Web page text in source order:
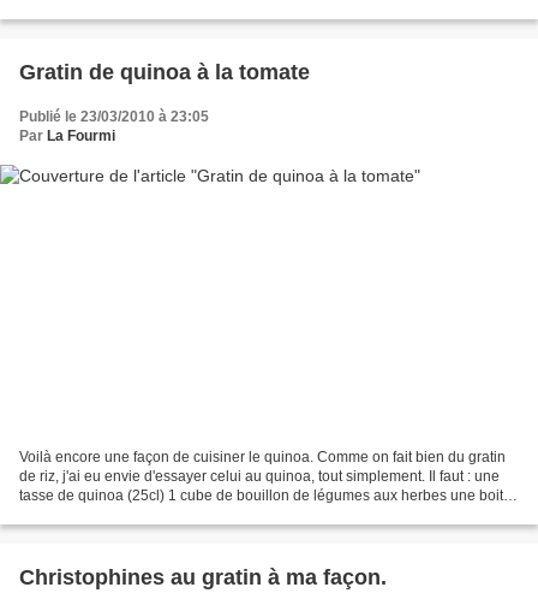
Gratin de quinoa à la tomate
Publié le 23/03/2010 à 23:05
Par La Fourmi
Voilà encore une façon de cuisiner le quinoa. Comme on fait bien du gratin
de riz, j'ai eu envie d'essayer celui au quinoa, tout simplement. Il faut : une
tasse de quinoa (25cl) 1 cube de bouillon de légumes aux herbes une boite
Christophines au gratin à ma façon.